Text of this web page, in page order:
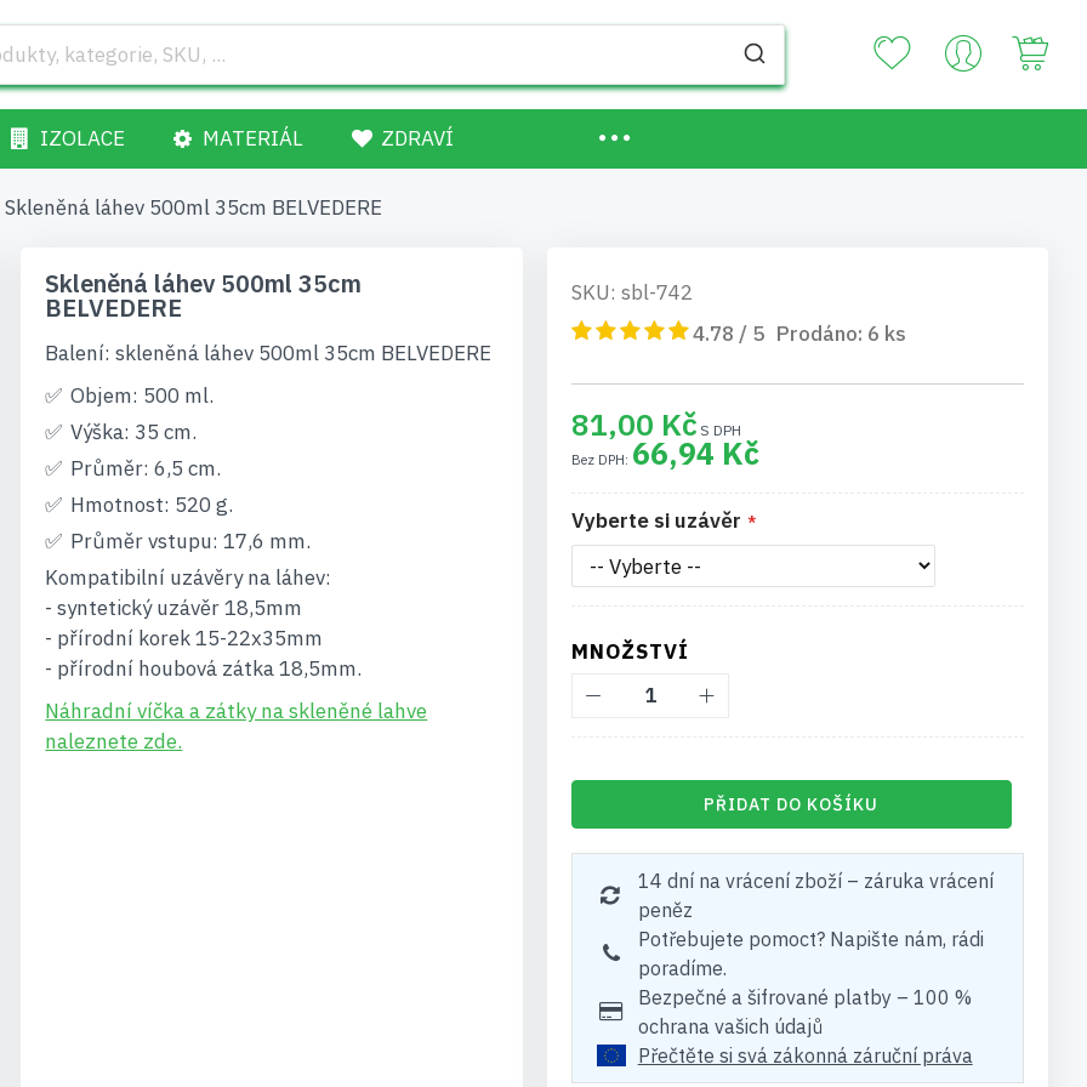
IZOLACE MATERIÁL ZDRAVÍ
Skleněná láhev 500ml 35cm BELVEDERE
Skleněná láhev 500ml 35cm
BELVEDERE
Balení: skleněná láhev 500ml 35cm BELVEDERE
Objem: 500 ml.
Výška: 35 cm.
Průměr: 6,5 cm.
Hmotnost: 520 g.
Průměr vstupu: 17,6 mm.
Kompatibilní uzávěry na láhev:
- syntetický uzávěr 18,5mm
- přírodní korek 15-22x35mm
- přírodní houbová zátka 18,5mm.
Náhradní víčka a zátky na skleněné lahve
naleznete zde.
SKU: sbl-742
4.78 / 5 Prodáno: 6 ks
81,00 Kč
66,94 Kč
Vyberte si uzávěr
MNOŽSTVÍ
PŘIDAT DO KOŠÍKU
14 dní na vrácení zboží – záruka vrácení
peněz
Potřebujete pomoct? Napište nám, rádi
poradíme.
Bezpečné a šifrované platby – 100 %
ochrana vašich údajů
Přečtěte si svá zákonná záruční práva